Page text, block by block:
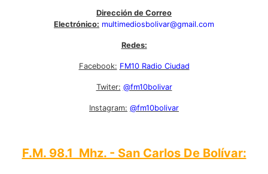
Dirección de Correo
Electrónico: multimediosbolivar@gmail.com
Redes:
Facebook: FM10 Radio Ciudad
Twiter: @fm10bolivar
Instagram: @fm10bolivar
F.M. 98.1 Mhz. - San Carlos De Bolívar: